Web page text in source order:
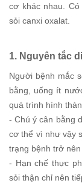
cơ khác nhau.
sỏi canxi oxalat.
1. Nguyên tắc
Người bệnh mắc
bằng, uống ít
quá trình hình
- Chú ý cân bằng
cơ thể vì như vậy
trạng bệnh trở
- Hạn chế thực
sỏi thận chỉ nên